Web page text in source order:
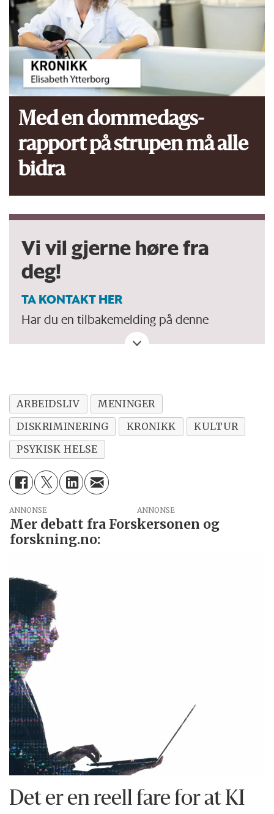
Med en dommedags­
rapport på strupen må alle
bidra
Vi vil gjerne høre fra
deg!
TA KONTAKT HER
Har du en tilbakemelding på denne
kronikken. Eller spørsmål, ros eller kritikk
ARBEIDSLIV
MENINGER
DISKRIMINERING
KRONIKK
KULTUR
PSYKISK HELSE
ANNONSE
Mer debatt fra Forskersonen og
forskning.no:
Det er en reell fare for at KI